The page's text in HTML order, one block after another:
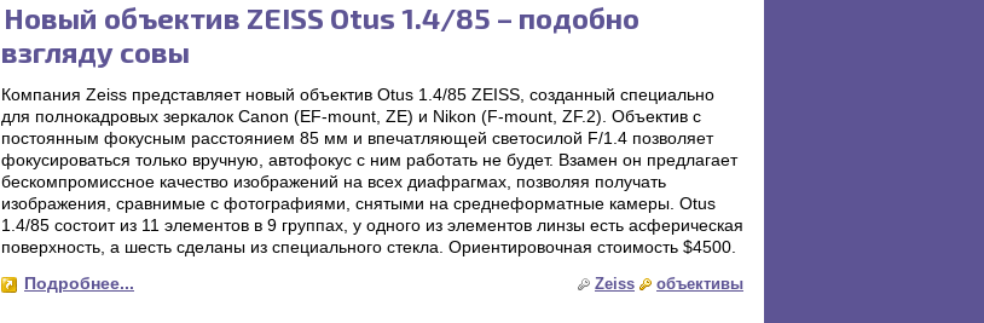
Новый объектив ZEISS Otus 1.4/85 – подобно
взгляду совы
Компания Zeiss представляет новый объектив Otus 1.4/85 ZEISS, созданный специально
для полнокадровых зеркалок Canon (EF-mount, ZE) и Nikon (F-mount, ZF.2). Объектив с
постоянным фокусным расстоянием 85 мм и впечатляющей светосилой F/1.4 позволяет
фокусироваться только вручную, автофокус с ним работать не будет. Взамен он предлагает
бескомпромиссное качество изображений на всех диафрагмах, позволяя получать
изображения, сравнимые с фотографиями, снятыми на среднеформатные камеры. Otus
1.4/85 состоит из 11 элементов в 9 группах, у одного из элементов линзы есть асферическая
поверхность, а шесть сделаны из специального стекла. Ориентировочная стоимость $4500.
Подробнее...
Zeiss объективы